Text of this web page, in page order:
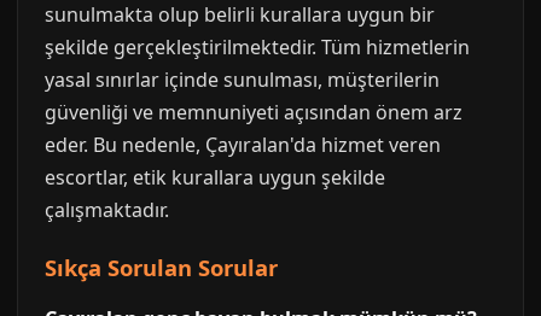
sunulmakta olup belirli kurallara uygun bir
şekilde gerçekleştirilmektedir. Tüm hizmetlerin
yasal sınırlar içinde sunulması, müşterilerin
güvenliği ve memnuniyeti açısından önem arz
eder. Bu nedenle, Çayıralan'da hizmet veren
escortlar, etik kurallara uygun şekilde
çalışmaktadır.
Sıkça Sorulan Sorular